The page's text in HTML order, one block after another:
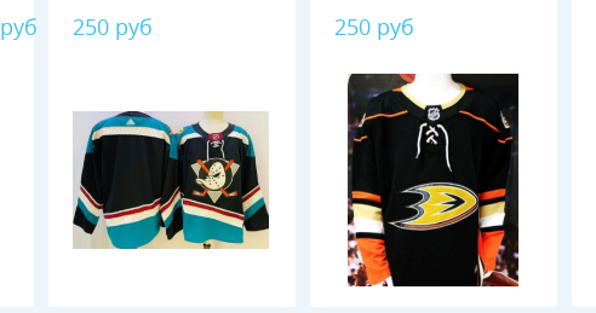
250 руб 250 руб